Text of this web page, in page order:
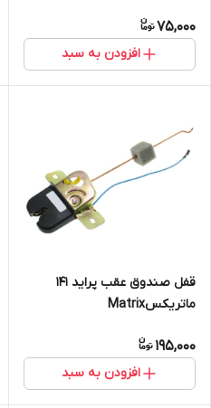
75,000
افزودن به سبد
قفل صندوق عقب پراید ۱۴۱
ماتریکسMatrix
195,000
افزودن به سبد